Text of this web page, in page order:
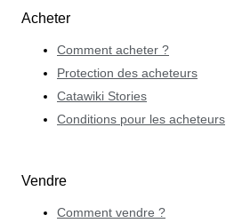
Acheter
Comment acheter ?
Protection des acheteurs
Catawiki Stories
Conditions pour les acheteurs
Vendre
Comment vendre ?